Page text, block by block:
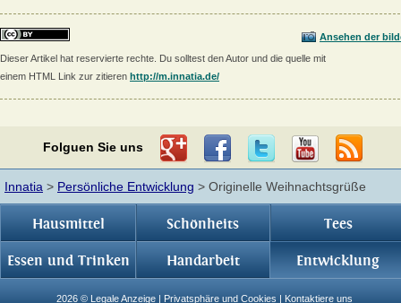
Ansehen der
Dieser Artikel hat reservierte rechte. Du solltest den Autor und die quelle mit
einem HTML Link zur zitieren http://m.innatia.de/
Folguen Sie uns
Innatia > Persönliche Entwicklung > Originelle Weihnachtsgrüße
Hausmittel Schönheits Tees
Essen und Trinken Handarbeit Entwicklung
2026 © Legale Anzeige | Privatsphäre und Cookies | Kontaktiere uns